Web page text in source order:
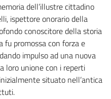
dell’illustre cittadino
ispettore onorario della
conoscitore della storia
fu promossa con forza e
impulso ad una nuova
loro unione con i reperti
situato nell’antica